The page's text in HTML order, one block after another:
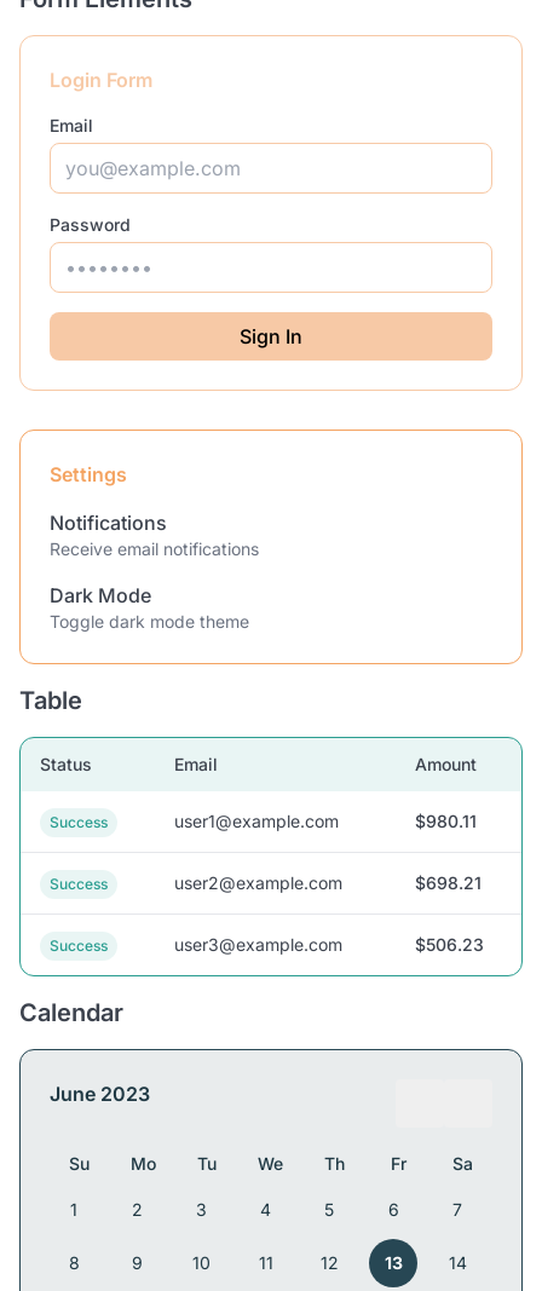
Login Form
Email
Password
Sign In
Settings
Notifications
Receive email notifications
Dark Mode
Toggle dark mode theme
Table
Status Email Amount
Success user1@example.com $980.11
Success user2@example.com $698.21
Success user3@example.com $506.23
Calendar
June 2023
Su Mo Tu We Th Fr Sa
1 2 3 4 5 6 7
8 9 10 11 12 13 14